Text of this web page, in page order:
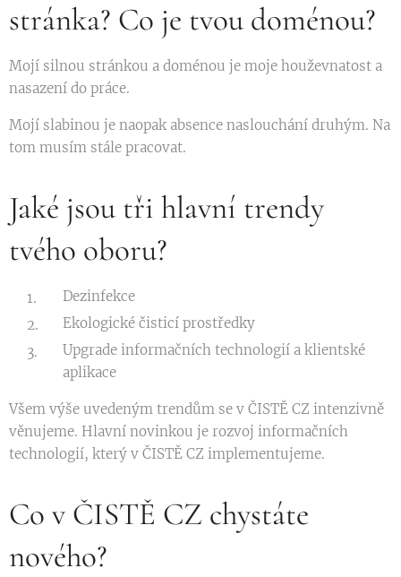
stránka? Co je tvou doménou?
Mojí silnou stránkou a doménou je moje houževnatost a
nasazení do práce.
Mojí slabinou je naopak absence naslouchání druhým. Na
tom musím stále pracovat.
Jaké jsou tři hlavní trendy
tvého oboru?
Dezinfekce
Ekologické čisticí prostředky
Upgrade informačních technologií a klientské
aplikace
Všem výše uvedeným trendům se v ČISTĚ CZ intenzivně
věnujeme. Hlavní novinkou je rozvoj informačních
technologií, který v ČISTĚ CZ implementujeme.
Co v ČISTĚ CZ chystáte
nového?